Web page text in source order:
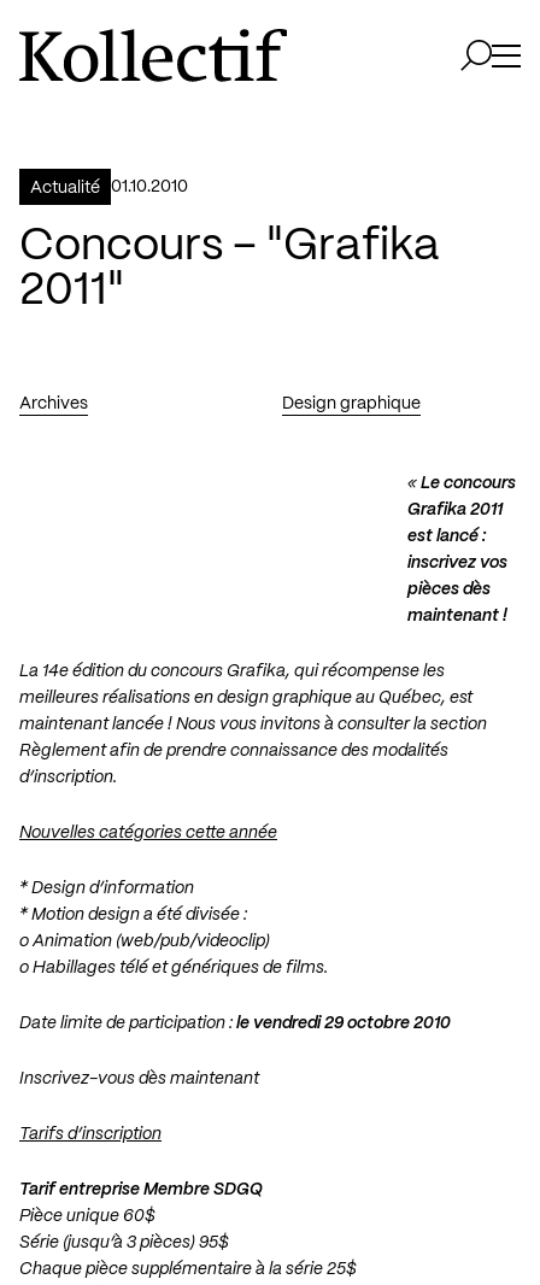
Aller à la page d'accueil
Logo Kollectif
Actualité 01.10.2010
Concours – "Grafika
2011"
Archives Design graphique
« Le concours
Grafika 2011
est lancé :
inscrivez vos
pièces dès
maintenant !
La 14e édition du concours Grafika, qui récompense les
meilleures réalisations en design graphique au Québec, est
maintenant lancée ! Nous vous invitons à consulter la section
Règlement afin de prendre connaissance des modalités
d’inscription.
Nouvelles catégories cette année
* Design d’information
* Motion design a été divisée :
o Animation (web/pub/videoclip)
o Habillages télé et génériques de films.
Date limite de participation : le vendredi 29 octobre 2010
Inscrivez-vous dès maintenant
Tarifs d’inscription
Tarif entreprise Membre SDGQ
Pièce unique 60$
Série (jusqu’à 3 pièces) 95$
Chaque pièce supplémentaire à la série 25$